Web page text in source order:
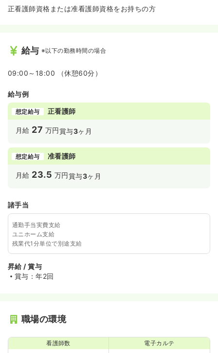
正看護師資格または准看護師資格をお持ちの方
給与 ※以下の勤務時間の場合
09:00～18:00 （休憩60分）
給与例
想定給与 正看護師
月給 27 万円賞与3ヶ月
想定給与 准看護師
月給 23.5 万円賞与3ヶ月
諸手当
通勤手当実費支給
ユニホーム支給
残業代1分単位で別途支給
昇給 / 賞与
賞与：年2回
職場の環境
看護師数 電子カルテ